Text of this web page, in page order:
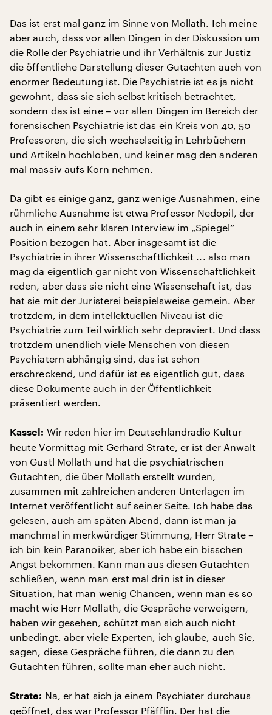
Das ist erst mal ganz im Sinne von Mollath. Ich meine
aber auch, dass vor allen Dingen in der Diskussion um
die Rolle der Psychiatrie und ihr Verhältnis zur Justiz
die öffentliche Darstellung dieser Gutachten auch von
enormer Bedeutung ist. Die Psychiatrie ist es ja nicht
gewohnt, dass sie sich selbst kritisch betrachtet,
sondern das ist eine – vor allen Dingen im Bereich der
forensischen Psychiatrie ist das ein Kreis von 40, 50
Professoren, die sich wechselseitig in Lehrbüchern
und Artikeln hochloben, und keiner mag den anderen
mal massiv aufs Korn nehmen.
Da gibt es einige ganz, ganz wenige Ausnahmen, eine
rühmliche Ausnahme ist etwa Professor Nedopil, der
auch in einem sehr klaren Interview im „Spiegel“
Position bezogen hat. Aber insgesamt ist die
Psychiatrie in ihrer Wissenschaftlichkeit ... also man
mag da eigentlich gar nicht von Wissenschaftlichkeit
reden, aber dass sie nicht eine Wissenschaft ist, das
hat sie mit der Juristerei beispielsweise gemein. Aber
trotzdem, in dem intellektuellen Niveau ist die
Psychiatrie zum Teil wirklich sehr depraviert. Und dass
trotzdem unendlich viele Menschen von diesen
Psychiatern abhängig sind, das ist schon
erschreckend, und dafür ist es eigentlich gut, dass
diese Dokumente auch in der Öffentlichkeit
präsentiert werden.
Kassel: Wir reden hier im Deutschlandradio Kultur
heute Vormittag mit Gerhard Strate, er ist der Anwalt
von Gustl Mollath und hat die psychiatrischen
Gutachten, die über Mollath erstellt wurden,
zusammen mit zahlreichen anderen Unterlagen im
Internet veröffentlicht auf seiner Seite. Ich habe das
gelesen, auch am späten Abend, dann ist man ja
manchmal in merkwürdiger Stimmung, Herr Strate –
ich bin kein Paranoiker, aber ich habe ein bisschen
Angst bekommen. Kann man aus diesen Gutachten
schließen, wenn man erst mal drin ist in dieser
Situation, hat man wenig Chancen, wenn man es so
macht wie Herr Mollath, die Gespräche verweigern,
haben wir gesehen, schützt man sich auch nicht
unbedingt, aber viele Experten, ich glaube, auch Sie,
sagen, diese Gespräche führen, die dann zu den
Gutachten führen, sollte man eher auch nicht.
Strate: Na, er hat sich ja einem Psychiater durchaus
geöffnet, das war Professor Pfäfflin. Der hat die